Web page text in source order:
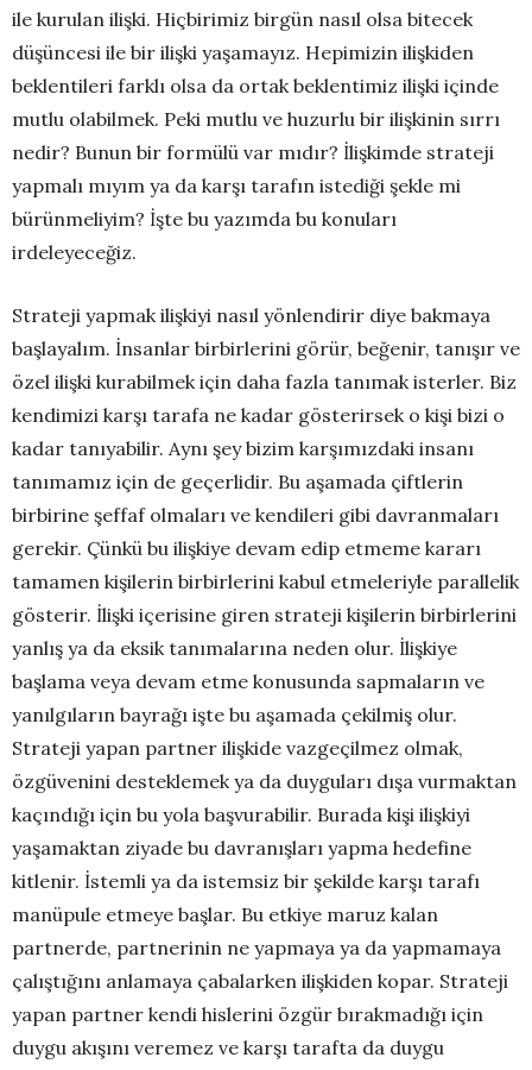
ile kurulan ilişki. Hiçbirimiz birgün nasıl olsa bitecek
düşüncesi ile bir ilişki yaşamayız. Hepimizin ilişkiden
beklentileri farklı olsa da ortak beklentimiz ilişki içinde
mutlu olabilmek. Peki mutlu ve huzurlu bir ilişkinin sırrı
nedir? Bunun bir formülü var mıdır? İlişkimde strateji
yapmalı mıyım ya da karşı tarafın istediği şekle mi
bürünmeliyim? İşte bu yazımda bu konuları
irdeleyeceğiz.
Strateji yapmak ilişkiyi nasıl yönlendirir diye bakmaya
başlayalım. İnsanlar birbirlerini görür, beğenir, tanışır ve
özel ilişki kurabilmek için daha fazla tanımak isterler. Biz
kendimizi karşı tarafa ne kadar gösterirsek o kişi bizi o
kadar tanıyabilir. Aynı şey bizim karşımızdaki insanı
tanımamız için de geçerlidir. Bu aşamada çiftlerin
birbirine şeffaf olmaları ve kendileri gibi davranmaları
gerekir. Çünkü bu ilişkiye devam edip etmeme kararı
tamamen kişilerin birbirlerini kabul etmeleriyle parallelik
gösterir. İlişki içerisine giren strateji kişilerin birbirlerini
yanlış ya da eksik tanımalarına neden olur. İlişkiye
başlama veya devam etme konusunda sapmaların ve
yanılgıların bayrağı işte bu aşamada çekilmiş olur.
Strateji yapan partner ilişkide vazgeçilmez olmak,
özgüvenini desteklemek ya da duyguları dışa vurmaktan
kaçındığı için bu yola başvurabilir. Burada kişi ilişkiyi
yaşamaktan ziyade bu davranışları yapma hedefine
kitlenir. İstemli ya da istemsiz bir şekilde karşı tarafı
manüpule etmeye başlar. Bu etkiye maruz kalan
partnerde, partnerinin ne yapmaya ya da yapmamaya
çalıştığını anlamaya çabalarken ilişkiden kopar. Strateji
yapan partner kendi hislerini özgür bırakmadığı için
duygu akışını veremez ve karşı tarafta da duygu